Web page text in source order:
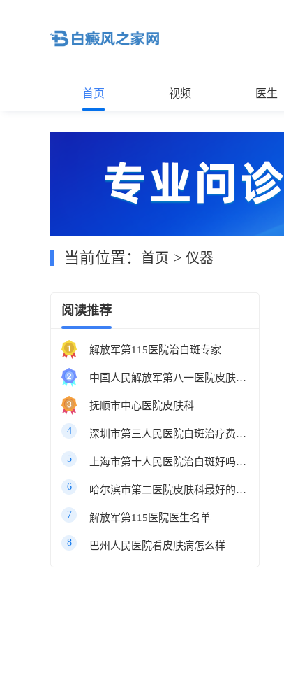
首页 视频 医生
当前位置： 首页 > 仪器
阅读推荐
解放军第115医院治白斑专家
中国人民解放军第八一医院皮肤科最好的医生
抚顺市中心医院皮肤科
4 深圳市第三人民医院白斑治疗费用多少
5 上海市第十人民医院治白斑好吗知乎
6 哈尔滨市第二医院皮肤科最好的医生
7 解放军第115医院医生名单
8 巴州人民医院看皮肤病怎么样